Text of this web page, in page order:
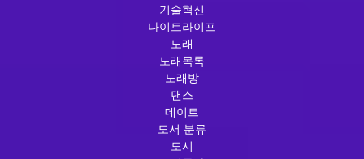
기술혁신
나이트라이프
노래
노래목록
노래방
댄스
데이트
도서 분류
도시